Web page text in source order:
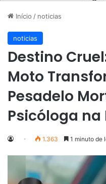
Início / noticias
noticias
Destino
Moto
Pesadelo
Psicóloga na
1.363 1 minuto de